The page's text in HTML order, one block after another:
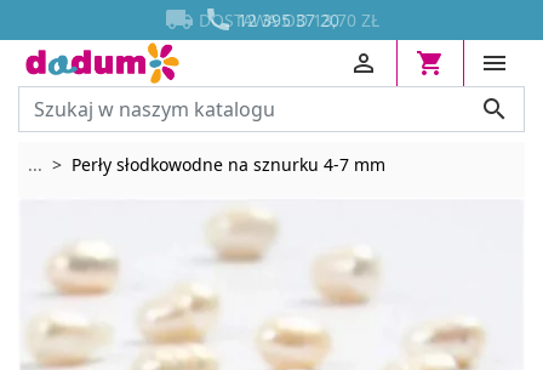

 DOSTAWA OD 13,70 ZŁ






... Rozwiń breadcrumbs
Perły słodkowodne na sznurku 4-7 mm